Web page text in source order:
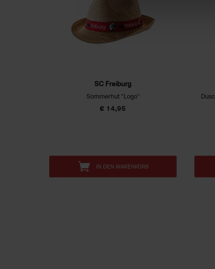
SC Freiburg
Sommerhut "Logo"
€ 14,95
IN DEN WARENKORB